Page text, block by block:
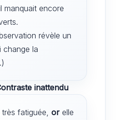
manquait encore
révèle un
change la
inattendu
fatiguée, or elle